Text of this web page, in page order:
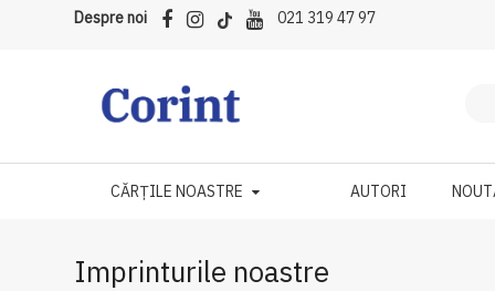
Despre noi 021 319 47 97
CĂRȚILE NOASTRE AUTORI
Imprinturile noastre